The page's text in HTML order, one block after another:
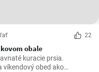
22
obale
kuracie prsia.
víkendový obed ako